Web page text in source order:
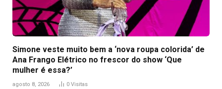
Simone veste muito bem a ‘nova roupa colorida’ de
Ana Frango Elétrico no frescor do show ‘Que
mulher é essa?’
agosto 8, 2026 0 Visitas